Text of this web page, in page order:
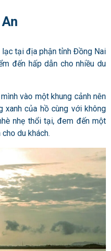
lạc tại địa phận tỉnh Đồng Nai
đến hấp dẫn cho nhiều du
vào một khung cảnh nên
xanh của hồ cùng với không
nhẹ thổi tại, đem đến một
du khách.